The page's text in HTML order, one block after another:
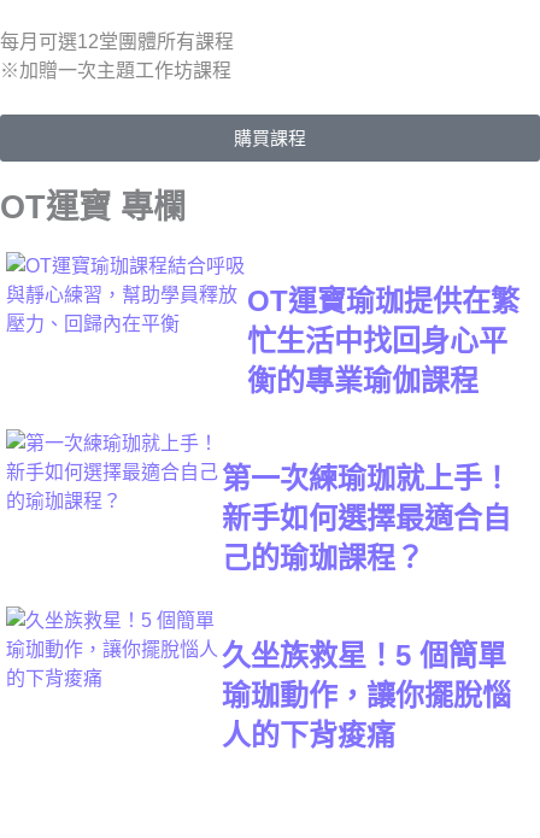
每月可選12堂團體所有課程
※加贈一次主題工作坊課程
購買課程
OT運寶 專欄
OT運寶瑜珈提供在繁
忙生活中找回身心平
衡的專業瑜伽課程
第一次練瑜珈就上手！
新手如何選擇最適合自
己的瑜珈課程？
久坐族救星！5 個簡單
瑜珈動作，讓你擺脫惱
人的下背痠痛